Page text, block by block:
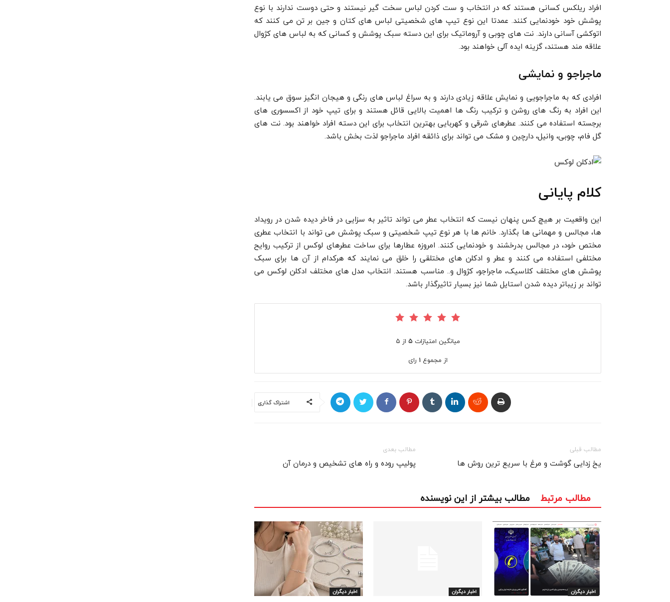
افراد ریلکس کسانی هستند که در انتخاب و ست کردن لباس سخت گیر نیستند و حتی دوست ندارند با نوع
پوشش خود خودنمایی کنند. عمدتا این نوع تیپ های شخصیتی لباس های کتان و جین بر تن می کنند که
اتوکشی آسانی دارند. نت های چوبی و آروماتیک برای این دسته سبک پوشش و کسانی که به لباس های کژوال
علاقه مند هستند، گزینه ایده آلی خواهند بود.
ماجراجو و نمایشی
افرادی که به ماجراجویی و نمایش علاقه زیادی دارند و به سراغ لباس های رنگی و هیجان انگیز سوق می یابند.
این افراد به رنگ های روشن و ترکیب رنگ ها اهمیت بالایی قائل هستند و برای تیپ خود از اکسسوری های
برجسته استفاده می کنند. عطرهای شرقی و کهربایی بهترین انتخاب برای این دسته افراد خواهند بود. نت های
گل فام، چوبی، وانیل، دارچین و مشک می تواند برای ذائقه افراد ماجراجو لذت بخش باشد.
کلام پایانی
این واقعیت بر هیچ کس پنهان نیست که انتخاب عطر می تواند تاثیر به سزایی در فاخر دیده شدن در رویداد
ها، مجالس و مهمانی ها بگذارد. خانم ها با هر نوع تیپ شخصیتی و سبک پوشش می تواند با انتخاب عطری
مختص خود، در مجالس بدرخشند و خودنمایی کنند. امروزه عطارها برای ساخت عطرهای لوکس از ترکیب روایح
مختلفی استفاده می کنند و عطر و ادکلن های مختلقی را خلق می نمایند که هرکدام از آن ها برای سبک
پوشش های مختلف کلاسیک، ماجراجو، کژوال و.. مناسب هستند. انتخاب مدل های مختلف ادکلن لوکس می
تواند بر زیباتر دیده شدن استایل شما نیز بسیار تاثیرگذار باشد.
میانگین امتیازات ۵ از ۵
از مجموع۱ رای
اشتراک گذاری
مطالب قبلی
یخ زدایی گوشت و مرغ با سریع ترین روش ها
مطالب بعدی
پولیپ روده و راه های تشخیص و درمان آن
مطالب مرتبط مطالب بیشتر از این نویسنده
اخبار دیگران اخبار دیگران اخبار دیگران